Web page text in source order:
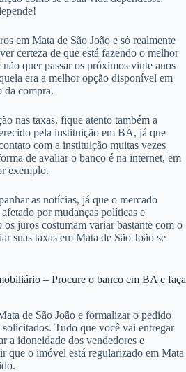
em Mata de São João e só realmente
certeza de que está fazendo o melhor
quer passar os próximos vinte anos
era a melhor opção disponível em
da compra.
nas taxas, fique atento também a
pela instituição em BA, já que
com a instituição muitas vezes
de avaliar o banco é na internet, em
exemplo.
as notícias, já que o mercado
por mudanças políticas e
os juros costumam variar bastante com o
suas taxas em Mata de São João se
– Procure o banco em BA e faça
de São João e formalizar o pedido
Tudo que você vai entregar
a idoneidade dos vendedores e
que o imóvel está regularizado em Mata